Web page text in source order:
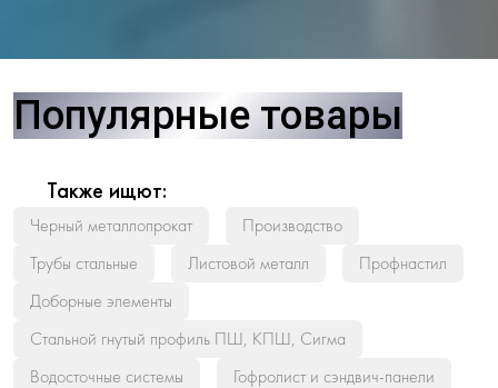
Популярные товары
Также ищют:
Черный металлопрокат
Производство
Трубы стальные
Листовой металл
Профнастил
Доборные элементы
Стальной гнутый профиль ПШ, КПШ, Сигма
Водосточные системы
Гофролист и сэндвич-панели